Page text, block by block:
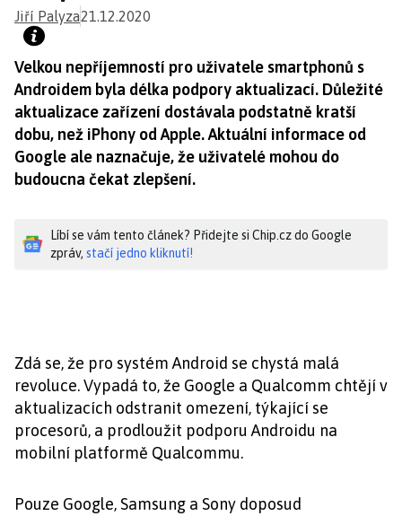
Jiří Palyza21.12.2020
Velkou nepříjemností pro uživatele smartphonů s
Androidem byla délka podpory aktualizací. Důležité
aktualizace zařízení dostávala podstatně kratší
dobu, než iPhony od Apple. Aktuální informace od
Google ale naznačuje, že uživatelé mohou do
budoucna čekat zlepšení.
Líbí se vám tento článek? Přidejte si Chip.cz do Google
zpráv, stačí jedno kliknutí!
Zdá se, že pro systém Android se chystá malá
revoluce. Vypadá to, že Google a Qualcomm chtějí v
aktualizacích odstranit omezení, týkající se
procesorů, a prodloužit podporu Androidu na
mobilní platformě Qualcommu.
Pouze Google, Samsung a Sony doposud